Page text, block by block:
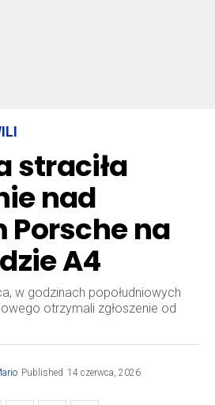
straciła
nad
Porsche na
A4
w godzinach popołudniowych
otrzymali zgłoszenie od
Published 14 czerwca, 2026